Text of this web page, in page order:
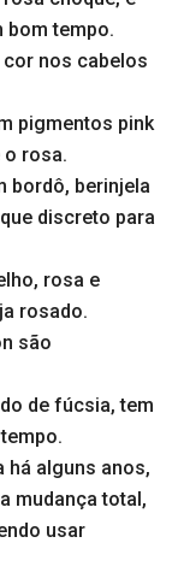
bom tempo.
cor nos cabelos
pigmentos pink
o rosa.
bordô, berinjela
discreto para
rosa e
rosado.
são
de fúcsia, tem
há alguns anos,
mudança total,
usar